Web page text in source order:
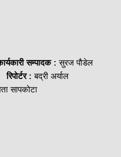
सम्पादक : सुरज पौडेल
रिपोर्टर : बद्री अर्याल
सापकोटा